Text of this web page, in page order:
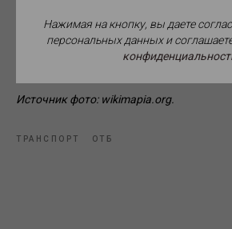
Источник фото: wikimapia.org.
ТРАНСПОРТ ОТБ
Нажимая на кнопку, вы даете
персональных данных и